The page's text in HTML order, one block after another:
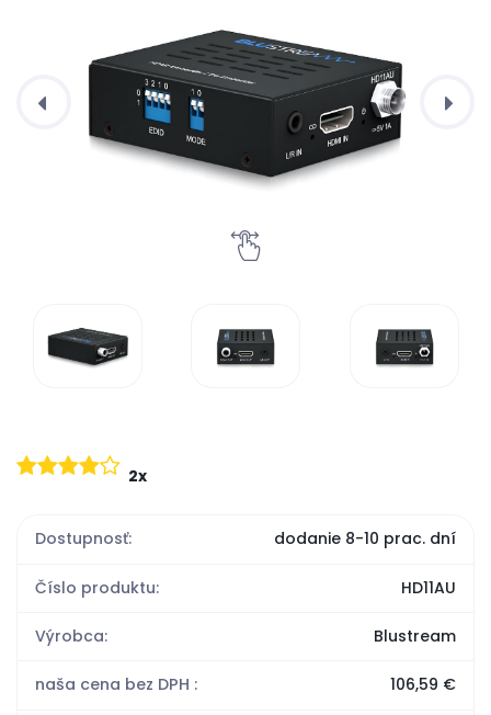
2x
Dostupnosť: dodanie 8-10 prac. dní
Číslo produktu: HD11AU
Výrobca: Blustream
naša cena bez DPH : 106,59 €